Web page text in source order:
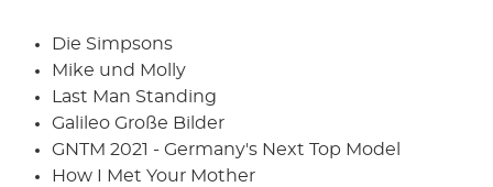
Die Simpsons
Mike und Molly
Last Man Standing
Galileo Große Bilder
GNTM 2021 - Germany's Next Top Model
How I Met Your Mother